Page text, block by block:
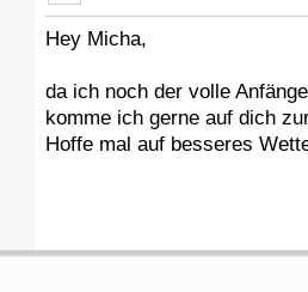
Hey Micha,
da ich noch der volle
komme ich gerne auf dich
Hoffe mal auf besseres